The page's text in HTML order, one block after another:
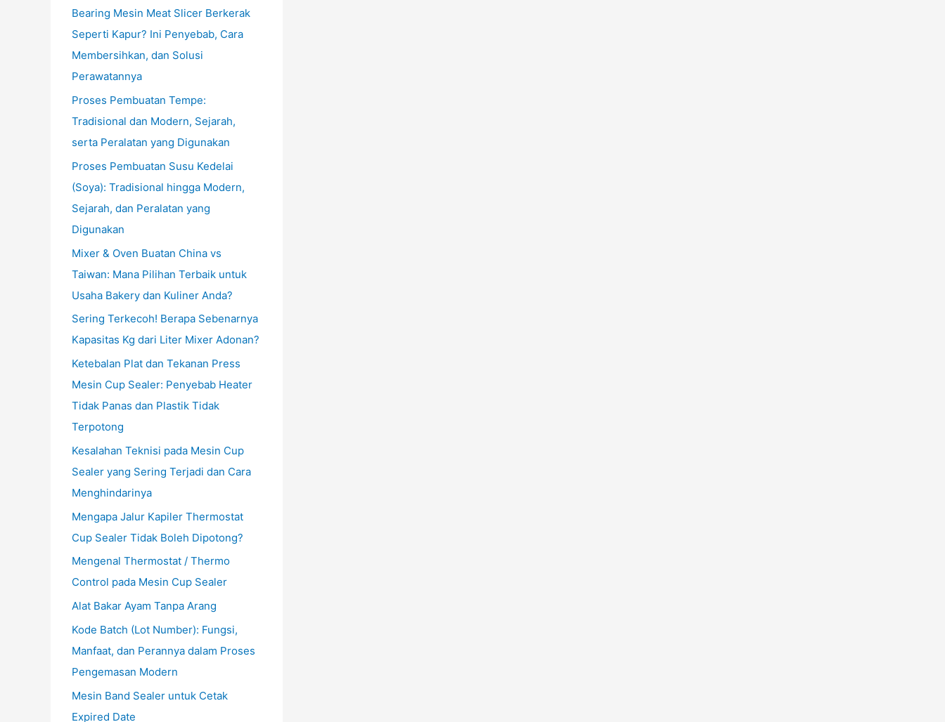
Bearing Mesin Meat Slicer Berkerak
Seperti Kapur? Ini Penyebab, Cara
Membersihkan, dan Solusi
Perawatannya
Proses Pembuatan Tempe:
Tradisional dan Modern, Sejarah,
serta Peralatan yang Digunakan
Proses Pembuatan Susu Kedelai
(Soya): Tradisional hingga Modern,
Sejarah, dan Peralatan yang
Digunakan
Mixer & Oven Buatan China vs
Taiwan: Mana Pilihan Terbaik untuk
Usaha Bakery dan Kuliner Anda?
Sering Terkecoh! Berapa Sebenarnya
Kapasitas Kg dari Liter Mixer Adonan?
Ketebalan Plat dan Tekanan Press
Mesin Cup Sealer: Penyebab Heater
Tidak Panas dan Plastik Tidak
Terpotong
Kesalahan Teknisi pada Mesin Cup
Sealer yang Sering Terjadi dan Cara
Menghindarinya
Mengapa Jalur Kapiler Thermostat
Cup Sealer Tidak Boleh Dipotong?
Mengenal Thermostat / Thermo
Control pada Mesin Cup Sealer
Alat Bakar Ayam Tanpa Arang
Kode Batch (Lot Number): Fungsi,
Manfaat, dan Perannya dalam Proses
Pengemasan Modern
Mesin Band Sealer untuk Cetak
Expired Date